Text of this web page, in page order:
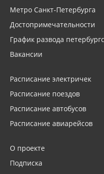
Метро Санкт-Петербурга
Достопримечательности
График развода
Вакансии
Расписание электричек
Расписание поездов
Расписание автобусов
Расписание авиарейсов
О проекте
Подписка